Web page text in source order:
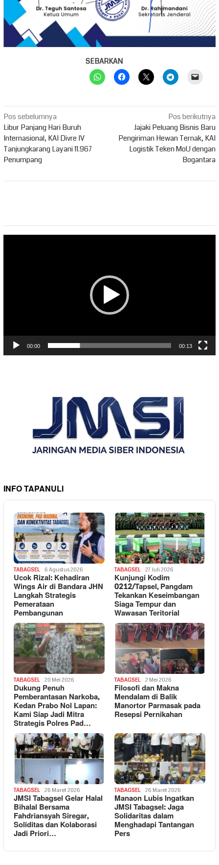
SEBARKAN
Navigasi
pos
Pos sebelumnya
Libur Panjang Hari Buruh
Internasional, KAI Divre IV
Tanjungkarang Layani 11.967
Penumpang
Pos berikutnya
Jajaki Peluang Bisnis Baru
Pengiriman Hewan Ternak, KAI
Logistik Teken MoU dengan
Bogantara
00:00 00:13
INFO TAPANULI
TABAGSEL 6 Agustus 2026
Ucok Rizal: Kehadiran
Wings Air di Bandara JHN
Langkah Strategis
Pemerataan
Pembangunan
TABAGSEL 27 Juli 2026
Kunjungi Kodim
0212/Tapsel, Pangdam
Tekankan Keseimbangan
Siaga Tempur dan
Wawasan Teritorial
TABAGSEL 20 Mei 2026
Dukung Penuh
Pemberantasan Narkoba,
Kedan Prabo Nol Lapan:
Kami Siap Jadi Mitra
Strategis Polres Pad…
TABAGSEL 2 Mei 2026
Filosofi dan Makna
Mendalam di Balik
Manortor Parmasak pada
Resepsi Pernikahan
TABAGSEL 26 Maret 2026
JMSI Tabagsel Gelar Halal
Bihalal Bersama
Fahdriansyah Siregar,
Soliditas dan Kolaborasi
Jadi Priori…
TABAGSEL 26 Maret 2026
Manaon Lubis Ingatkan
JMSI Tabagsel: Jaga
Solidaritas dalam
Menghadapi Tantangan
Pers